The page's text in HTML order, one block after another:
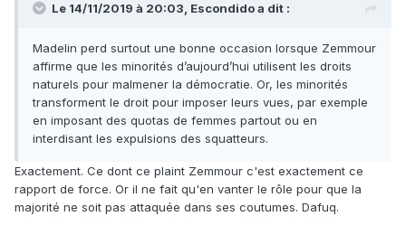
Le 14/11/2019 à 20:03, Escondidoa dit :
Madelin perd surtout une bonne occasion lorsque Zemmour
affirme que les minorités d’aujourd’hui utilisent les droits
naturels pour malmener la démocratie. Or, les minorités
transforment le droit pour imposer leurs vues, par exemple
en imposant des quotas de femmes partout ou en
interdisant les expulsions des squatteurs.
Exactement. Ce dont ce plaint Zemmour c'est exactement ce
rapport de force. Or il ne fait qu'en vanter le rôle pour que la
majorité ne soit pas attaquée dans ses coutumes. Dafuq.